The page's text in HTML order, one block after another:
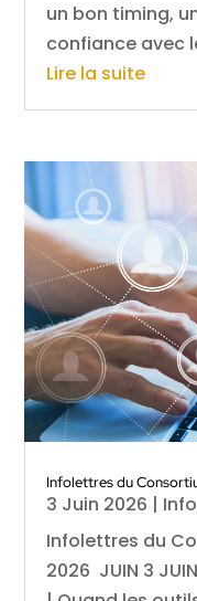
un bon timing,
confiance avec
Lire la suite
Infolettres du
3 Juin 2026 |
Infolettres du
2026 JUIN 3